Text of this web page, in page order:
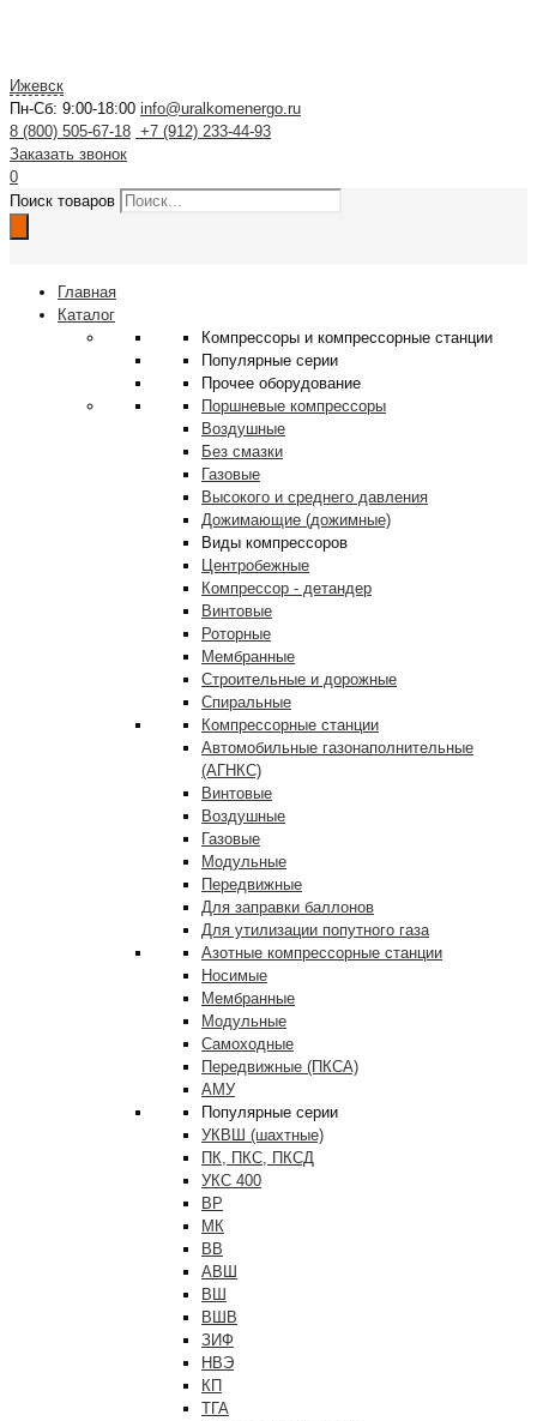
Ижевск
Пн-Сб: 9:00-18:00 info@uralkomenergo.ru
8 (800) 505-67-18 +7 (912) 233-44-93
Заказать звонок
0
Поиск товаров
Главная
Каталог
Компрессоры и компрессорные станции
Популярные серии
Прочее оборудование
Поршневые компрессоры
Воздушные
Без смазки
Газовые
Высокого и среднего давления
Дожимающие (дожимные)
Виды компрессоров
Центробежные
Компрессор - детандер
Винтовые
Роторные
Мембранные
Строительные и дорожные
Спиральные
Компрессорные станции
Автомобильные газонаполнительные
(АГНКС)
Винтовые
Воздушные
Газовые
Модульные
Передвижные
Для заправки баллонов
Для утилизации попутного газа
Азотные компрессорные станции
Носимые
Мембранные
Модульные
Самоходные
Передвижные (ПКСА)
АМУ
Популярные серии
УКВШ (шахтные)
ПК, ПКС, ПКСД
УКС 400
ВР
МК
ВВ
АВШ
ВШ
ВШВ
ЗИФ
НВЭ
КП
ТГА